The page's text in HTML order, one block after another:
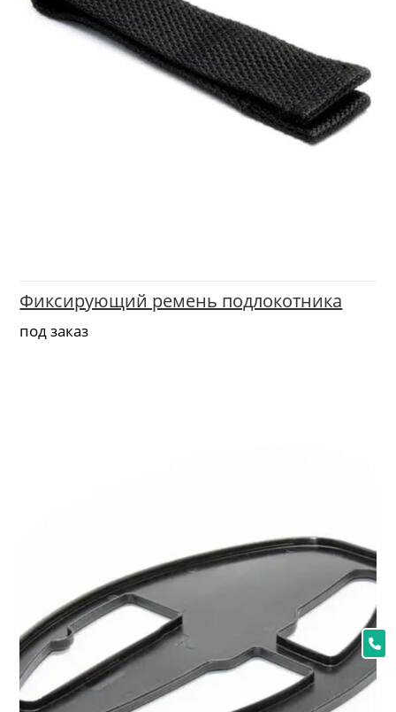
Фиксирующий ремень подлокотника
под заказ